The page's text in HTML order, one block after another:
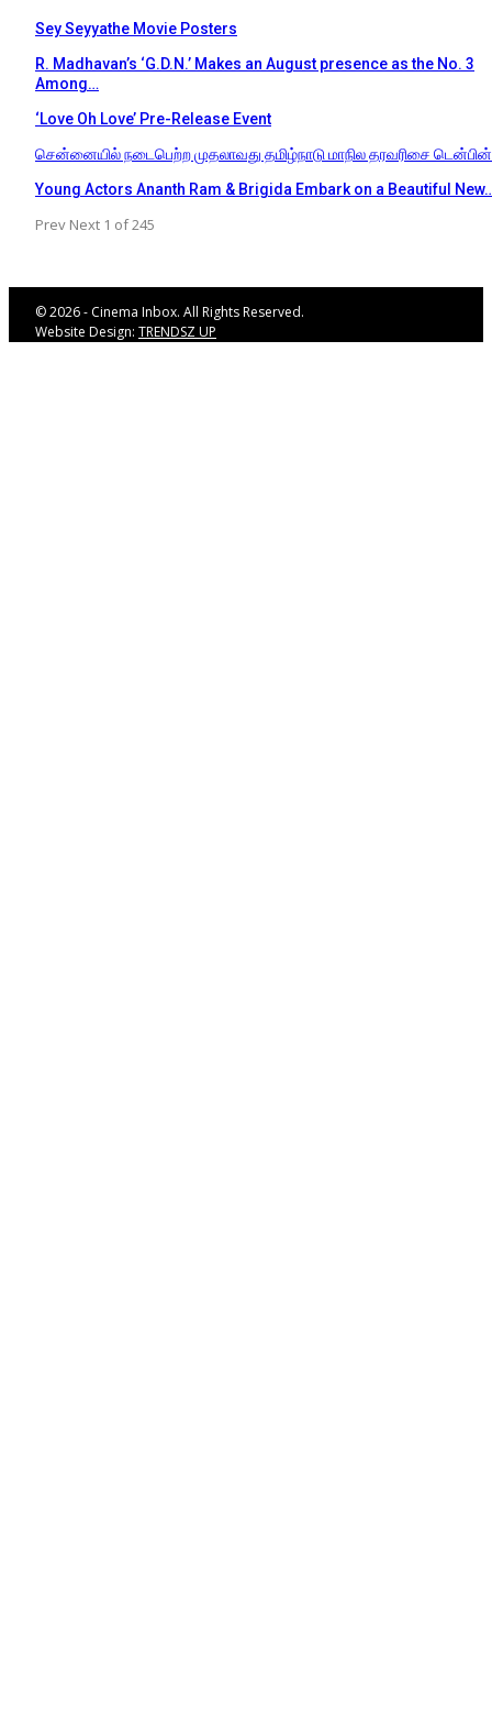
Sey Seyyathe Movie Posters
R. Madhavan’s ‘G.D.N.’ Makes an August presence as the No. 3
Among…
‘Love Oh Love’ Pre-Release Event
சென்னையில் நடைபெற்ற முதலாவது தமிழ்நாடு மாநில தரவரிசை
Young Actors Ananth Ram & Brigida Embark on a Beautiful
Prev Next 1 of 245
© 2026 - Cinema Inbox. All Rights Reserved.
Website Design: TRENDSZ UP